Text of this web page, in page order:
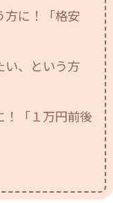
に！「格安
、という方
「１万円前後